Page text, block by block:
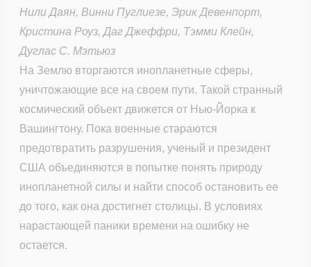
Нили Даян, Винни Пуглиезе, Эрик Девенпорт,
Кристина Роуз, Даг Джеффри, Тэмми Клейн,
Дуглас С. Мэтьюз
На Землю вторгаются инопланетные сферы,
уничтожающие все на своем пути. Такой странный
космический объект движется от Нью-Йорка к
Вашингтону. Пока военные стараются
предотвратить разрушения, ученый и президент
США объединяются в попытке понять природу
инопланетной силы и найти способ остановить ее
до того, как она достигнет столицы. В условиях
нарастающей паники времени на ошибку не
остается.